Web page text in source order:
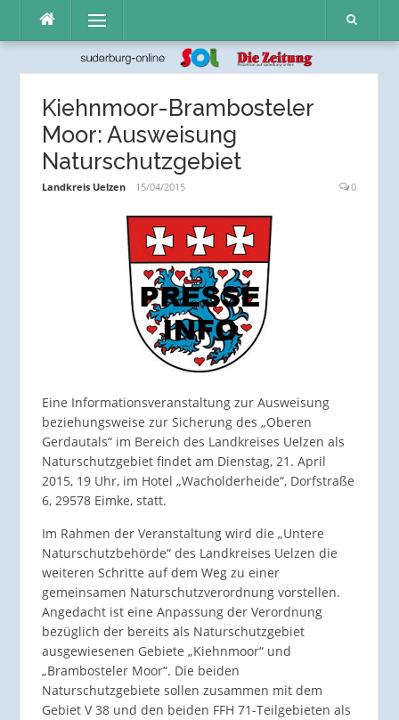
Inhalt
Menü
Kiehnmoor-Brambosteler
Moor: Ausweisung
Naturschutzgebiet
Landkreis Uelzen 15/04/2015 0
Eine Informationsveranstaltung zur Ausweisung
beziehungsweise zur Sicherung des „Oberen
Gerdautals“ im Bereich des Landkreises Uelzen als
Naturschutzgebiet findet am Dienstag, 21. April
2015, 19 Uhr, im Hotel „Wacholderheide“, Dorfstraße
6, 29578 Eimke, statt.
Im Rahmen der Veranstaltung wird die „Untere
Naturschutzbehörde“ des Landkreises Uelzen die
weiteren Schritte auf dem Weg zu einer
gemeinsamen Naturschutzverordnung vorstellen.
Angedacht ist eine Anpassung der Verordnung
bezüglich der bereits als Naturschutzgebiet
ausgewiesenen Gebiete „Kiehnmoor“ und
„Brambosteler Moor“. Die beiden
Naturschutzgebiete sollen zusammen mit dem
Gebiet V 38 und den beiden FFH 71-Teilgebieten als